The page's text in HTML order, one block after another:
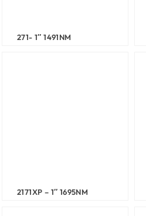
271- 1″ 1491NM
2171XP – 1″ 1695NM